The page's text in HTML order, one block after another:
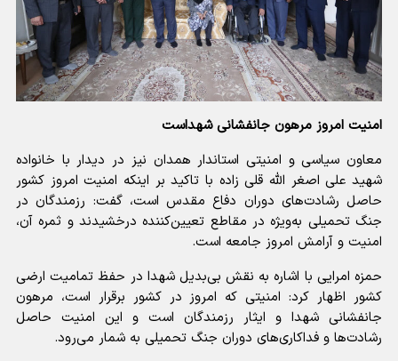
امنیت امروز مرهون جانفشانی شهداست
معاون سیاسی و امنیتی استاندار همدان نیز در دیدار با خانواده
شهید علی اصغر الله قلی زاده با تاکید بر اینکه امنیت امروز کشور
حاصل رشادت‌های دوران دفاع مقدس است، گفت: رزمندگان در
جنگ تحمیلی به‌ویژه در مقاطع تعیین‌کننده درخشیدند و ثمره آن،
امنیت و آرامش امروز جامعه است.
حمزه امرایی با اشاره به نقش بی‌بدیل شهدا در حفظ تمامیت ارضی
کشور اظهار کرد: امنیتی که امروز در کشور برقرار است، مرهون
جانفشانی شهدا و ایثار رزمندگان است و این امنیت حاصل
رشادت‌ها و فداکاری‌های دوران جنگ تحمیلی به شمار می‌رود.